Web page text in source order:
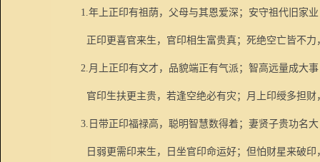
1.年上正印有祖荫，父母与其恩爱深；安守祖代旧家
正印更喜官来生，官印相生富贵真；死绝空亡皆不
2.月上正印有文才，品貌端正有气派；智高远量成大
官印生扶更主贵，若逢空绝必有灾；月上印绶多担
3. 日带正印福禄高，聪明智慧数得着；妻贤子贵功名
日弱更需印来生，日坐官印命运好；但怕财星来破